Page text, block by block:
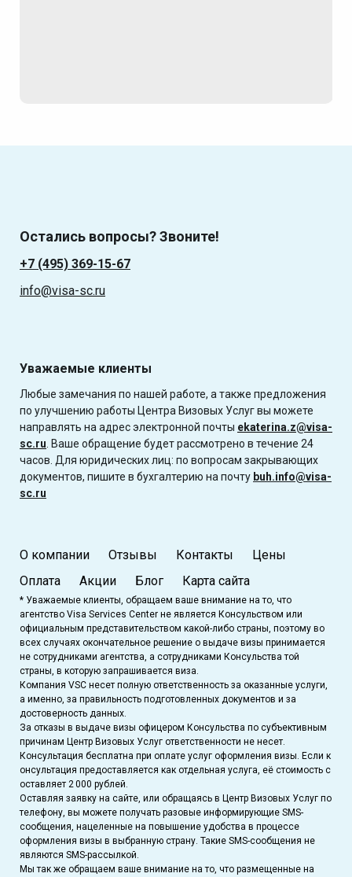
Остались вопросы? Звоните!
+7 (495) 369-15-67
info@visa-sc.ru
Уважаемые клиенты
Любые замечания по нашей работе, а также предложения
по улучшению работы Центра Визовых Услуг вы можете
направлять на адрес электронной почты ekaterina.z@visa-
sc.ru . Ваше обращение будет рассмотрено в течение 24
часов. Для юридических лиц: по вопросам закрывающих
документов, пишите в бухгалтерию на почту buh.info@visa-
sc.ru
О компании Отзывы Контакты
Цены
Оплата
Акции Блог Карта сайта
* Уважаемые клиенты, обращаем ваше внимание на то, что
агентство Visa Services Center не является Консульством или
официальным представительством какой-либо страны, поэтому во
всех случаях окончательное решение о выдаче визы принимается
не сотрудниками агентства, а сотрудниками Консульства той
страны, в которую запрашивается виза.
Компания VSC несет полную ответственность за оказанные услуги,
а именно, за правильность подготовленных документов и за
достоверность данных.
За отказы в выдаче визы офицером Консульства по субъективным
причинам Центр Визовых Услуг ответственности не несет.
Консультация бесплатна при оплате услуг оформления визы. Если к
онсультация предоставляется как отдельная услуга, её стоимость с
оставляет 2 000 рублей.
Оставляя заявку на сайте, или обращаясь в Центр Визовых Услуг по
телефону, вы можете получать разовые информирующие SMS-
сообщения, нацеленные на повышение удобства в процессе
оформления визы в выбранную страну. Такие SMS-сообщения не
являются SMS-рассылкой.
Мы так же обращаем ваше внимание на то, что размещенные на